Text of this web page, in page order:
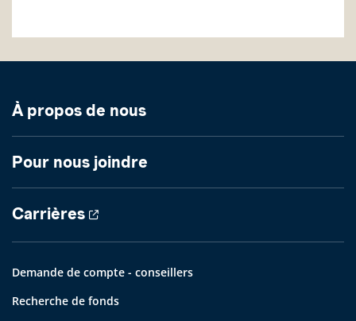
À propos de nous
Pour nous joindre
Carrières
Demande de compte - conseillers
Recherche de fonds